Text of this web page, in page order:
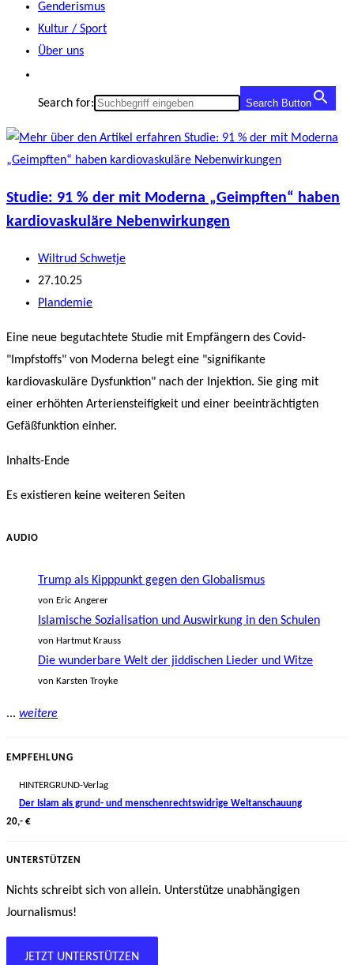
Genderismus
Kultur / Sport
Über uns
Search for: Search Button
Studie: 91 % der mit Moderna „Geimpften“ haben
kardiovaskuläre Nebenwirkungen
Beitrags-
Autor:
Wiltrud Schwetje
Beitrag
veröffentlicht:
27.10.25
Beitrags-
Plandemie
Eine neue begutachtete Studie mit Empfängern des Covid-
"Impfstoffs" von Moderna belegt eine "signifikante
kardiovaskuläre Dysfunktion" nach der Injektion. Sie ging mit
einer erhöhten Arteriensteifigkeit und einer beeinträchtigten
Gefäßfunktion einher.
Inhalts-Ende
Es existieren keine weiteren Seiten
AUDIO
Trump als Kipppunkt gegen den Globalismus
von Eric Angerer
Islamische Sozialisation und Auswirkung in den Schulen
von Hartmut Krauss
Die wunderbare Welt der jiddischen Lieder und Witze
von Karsten Troyke
... weitere
EMPFEHLUNG
HINTERGRUND-Verlag
Der Islam als grund- und menschenrechtswidrige Weltanschauung
20,- €
UNTERSTÜTZEN
Nichts schreibt sich von allein. Unterstütze unabhängigen
Journalismus!
JETZT UNTERSTÜTZEN